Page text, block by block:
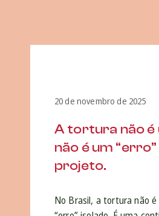
20 de novembro de 2025
A tortura não é
não é um
projeto.
No Brasil, a tortura não